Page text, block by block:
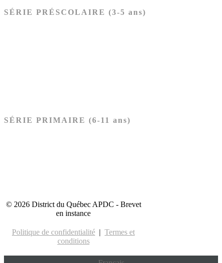
SÉRIE PRÉSCOLAIRE (3-5 ans)
SÉRIE PRIMAIRE (6-11 ans)
© 2026 District du Québec APDC - Brevet
en instance
Politique de confidentialité | Termes et
conditions